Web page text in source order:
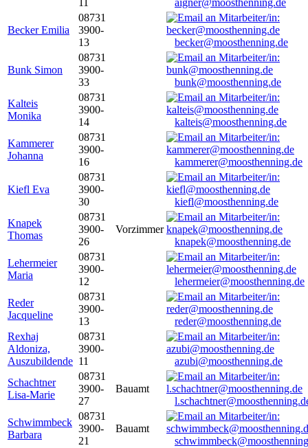
aigner@moosthenning.de
Becker Emilia
08731
3900-
13
becker@moosthenning.de
Bunk Simon
08731
3900-
33
bunk@moosthenning.de
Kalteis
Monika
08731
3900-
14
kalteis@moosthenning.de
Kammerer
Johanna
08731
3900-
16
kammerer@moosthenning.de
Kiefl Eva
08731
3900-
30
kiefl@moosthenning.de
Knapek
Thomas
08731
3900-
26
Vorzimmer
knapek@moosthenning.de
Lehermeier
Maria
08731
3900-
12
lehermeier@moosthenning.de
Reder
Jacqueline
08731
3900-
13
reder@moosthenning.de
Rexhaj
Aldoniza,
Auszubildende
08731
3900-
11
azubi@moosthenning.de
Schachtner
Lisa-Marie
08731
3900-
27
Bauamt
Schwimmbeck
Barbara
08731
3900-
21
Bauamt